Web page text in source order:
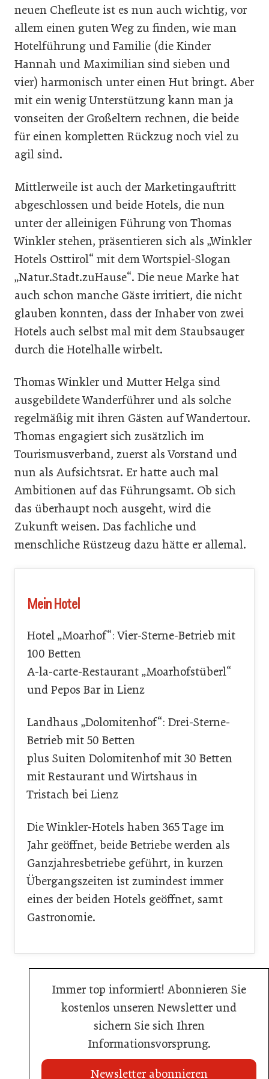
neuen Chefleute ist es nun auch wichtig, vor
allem einen guten Weg zu finden, wie man
Hotelführung und Familie (die Kinder
Hannah und Maximilian sind sieben und
vier) harmonisch unter einen Hut bringt. Aber
mit ein wenig Unterstützung kann man ja
vonseiten der Großeltern rechnen, die beide
für einen kompletten Rückzug noch viel zu
agil sind.
Mittlerweile ist auch der Marketingauftritt
abgeschlossen und beide Hotels, die nun
unter der alleinigen Führung von Thomas
Winkler stehen, präsentieren sich als „Winkler
Hotels Osttirol“ mit dem Wortspiel-Slogan
„Natur.Stadt.zuHause“. Die neue Marke hat
auch schon manche Gäste irritiert, die nicht
glauben konnten, dass der Inhaber von zwei
Hotels auch selbst mal mit dem Staubsauger
durch die Hotelhalle wirbelt.
Thomas Winkler und Mutter Helga sind
ausgebildete Wanderführer und als solche
regelmäßig mit ihren Gästen auf Wandertour.
Thomas engagiert sich zusätzlich im
Tourismusverband, zuerst als Vorstand und
nun als Aufsichtsrat. Er hatte auch mal
Ambitionen auf das Führungsamt. Ob sich
das überhaupt noch ausgeht, wird die
Zukunft weisen. Das fachliche und
menschliche Rüstzeug dazu hätte er allemal.
Mein Hotel
Hotel „Moarhof“: Vier-Sterne-Betrieb mit
100 Betten
A-la-carte-Restaurant „Moarhofstüberl“
und Pepos Bar in Lienz
Landhaus „Dolomitenhof“: Drei-Sterne-
Betrieb mit 50 Betten
plus Suiten Dolomitenhof mit 30 Betten
mit Restaurant und Wirtshaus in
Tristach bei Lienz
Die Winkler-Hotels haben 365 Tage im
Jahr geöffnet, beide Betriebe werden als
Ganzjahresbetriebe geführt, in kurzen
Übergangszeiten ist zumindest immer
eines der beiden Hotels geöffnet, samt
Gastronomie.
Immer top informiert! Abonnieren Sie
kostenlos unseren Newsletter und
sichern Sie sich Ihren
Informationsvorsprung.
Newsletter abonnieren